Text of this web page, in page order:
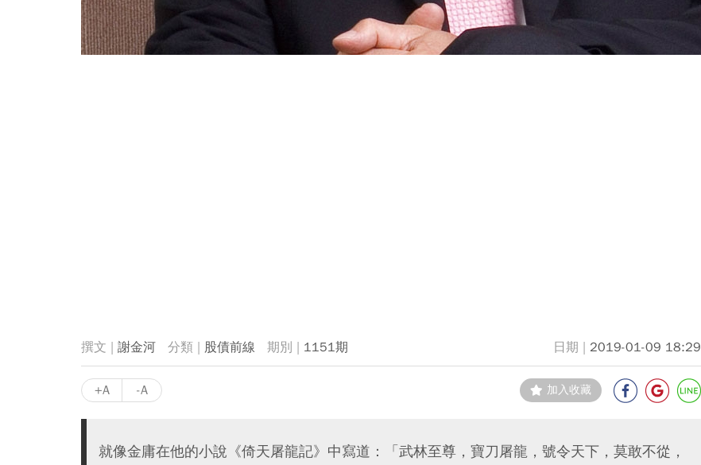
謝金河 股債前線 1151期 2019-01-09 18:29
+A -A 加入收藏
就像金庸在他的小說《倚天屠龍記》中寫道：「武林至尊，寶刀屠龍，號令天下，莫敢不從，